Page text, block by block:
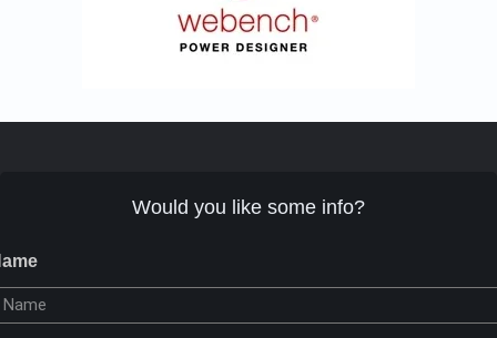
Would you like some info?